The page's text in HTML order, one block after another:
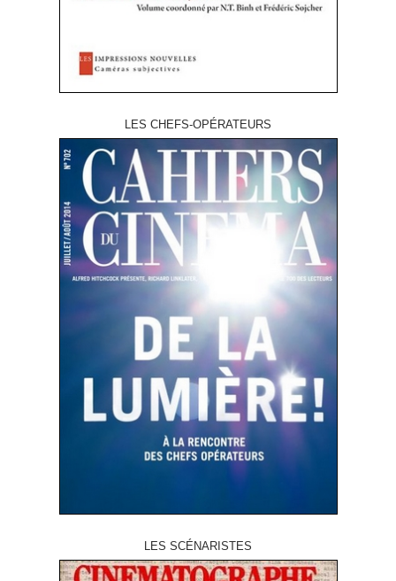
LES CHEFS-OPÉRATEURS
LES SCÉNARISTES